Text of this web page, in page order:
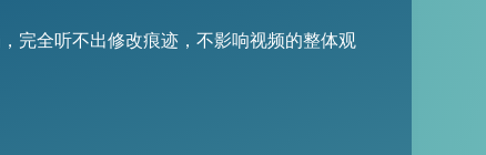
完全听不出修改痕迹，不影响视频的整体观